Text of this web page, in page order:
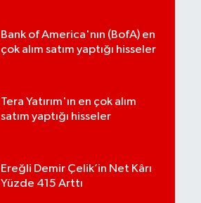
Bank of America'nın (BofA) en
çok alım satım yaptığı hisseler
Tera Yatırım'ın en çok alım
satım yaptığı hisseler
Ereğli Demir Çelik’in Net Kârı
Yüzde 415 Arttı